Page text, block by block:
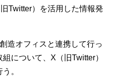
Twitter）を活用した情報発
造オフィスと連携して行っ
について、X（旧Twitter）
。